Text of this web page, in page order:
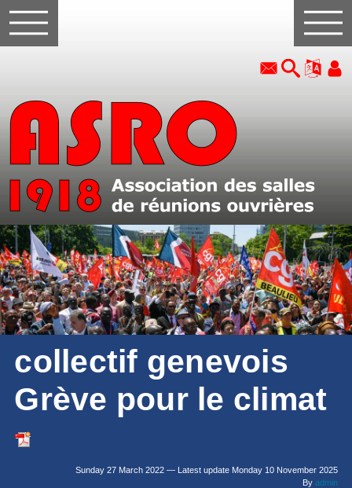
collectif genevois
Grève pour le climat
Sunday 27 March 2022 — Latest update Monday 10 November 2025
By admin